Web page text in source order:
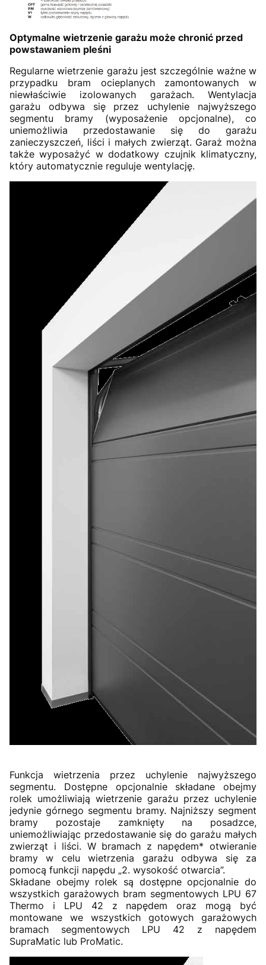
Optymalne wietrzenie garażu może chronić przed
powstawaniem pleśni
Regularne wietrzenie garażu jest szczególnie ważne w
przypadku bram ocieplanych zamontowanych w
niewłaściwie izolowanych garażach. Wentylacja
garażu odbywa się przez uchylenie najwyższego
segmentu bramy (wyposażenie opcjonalne), co
uniemożliwia przedostawanie się do garażu
zanieczyszczeń, liści i małych zwierząt. Garaż można
także wyposażyć w dodatkowy czujnik klimatyczny,
który automatycznie reguluje wentylację.
Funkcja wietrzenia przez uchylenie najwyższego
segmentu. Dostępne opcjonalnie składane obejmy
rolek umożliwiają wietrzenie garażu przez uchylenie
jedynie górnego segmentu bramy. Najniższy segment
bramy pozostaje zamknięty na posadzce,
uniemożliwiając przedostawanie się do garażu małych
zwierząt i liści. W bramach z napędem* otwieranie
bramy w celu wietrzenia garażu odbywa się za
pomocą funkcji napędu „2. wysokość otwarcia”.
Składane obejmy rolek są dostępne opcjonalnie do
wszystkich garażowych bram segmentowych LPU 67
Thermo i LPU 42 z napędem oraz mogą być
montowane we wszystkich gotowych garażowych
bramach segmentowych LPU 42 z napędem
SupraMatic lub ProMatic.